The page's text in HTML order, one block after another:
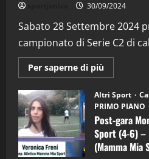
30/09/2024
Sabato 28 Settembre 2024
campionato di Serie C2 di
Per saperne di più
Post-
gara
Mongiuffi
Melia
–
Mamma
Mia
Sport
Altri Sport
PRIMO PIANO
Post-gara
Sport (4-6) –
(Mamma Mia
2
(Martedi 28
28/04/2026
3
"SportEmpire"
(Martedi 21
21/04/2026